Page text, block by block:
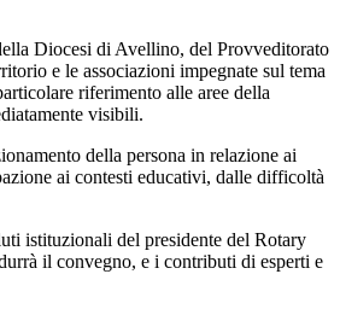
Diocesi di Avellino, del Provveditorato
e le associazioni impegnate sul tema
riferimento alle aree della
visibili.
della persona in relazione ai
ai contesti educativi, dalle difficoltà
istituzionali del presidente del Rotary
il convegno, e i contributi di esperti e